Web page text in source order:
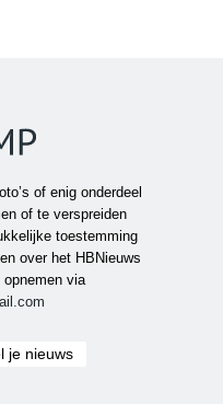
of enig onderdeel
of te verspreiden
toestemming
over het HBNieuws
via
je nieuws